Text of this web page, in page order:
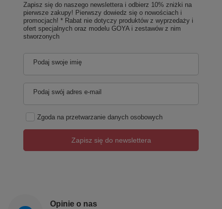
Zapisz się do naszego newslettera i odbierz 10% zniżki na
pierwsze zakupy! Pierwszy dowiedz się o nowościach i
promocjach! * Rabat nie dotyczy produktów z wyprzedaży i
ofert specjalnych oraz modelu GOYA i zestawów z nim
stworzonych
Podaj swoje imię
Podaj swój adres e-mail
Zgoda na przetwarzanie danych osobowych
Zapisz się do newslettera
Opinie o nas